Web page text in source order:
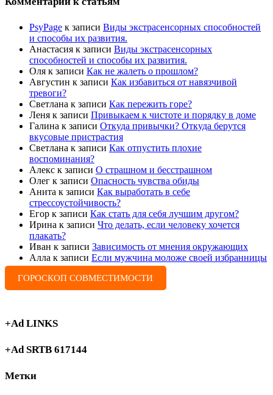
PsyPage к записи Виды экстрасенсорных способностей
и способы их развития.
Анастасия к записи Виды экстрасенсорных
способностей и способы их развития.
Оля к записи Как не жалеть о прошлом?
Августин к записи Как избавиться от навязчивой
тревоги?
Светлана к записи Как пережить горе?
Леня к записи Привыкаем к чистоте и порядку в доме
Галина к записи Откуда привычки? Откуда берутся
вкусовые пристрастия
Светлана к записи Как отпустить плохие
воспоминания?
Алекс к записи О страшном и бесстрашном
Олег к записи Опасность чувства обиды
Анита к записи Как выработать в себе
стрессоустойчивость?
Егор к записи Как стать для себя лучшим другом?
Ирина к записи Что делать, если человеку хочется
плакать?
Иван к записи Зависимость от мнения окружающих
Алла к записи Если мужчина моложе своей избранницы
ГОРОСКОП СОВМЕСТИМОСТИ
+Ad LINKS
+Ad SRTB 617144
Метки